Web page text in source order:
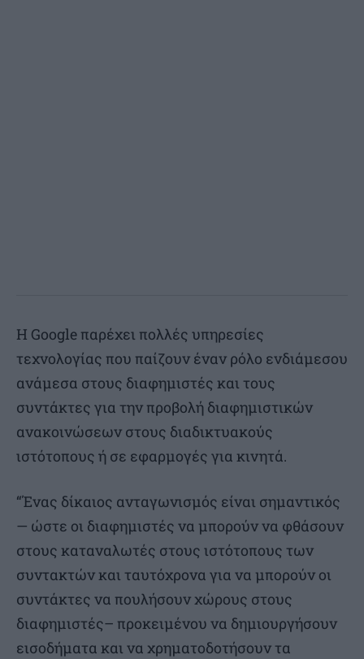
Η Google παρέχει πολλές υπηρεσίες
τεχνολογίας που παίζουν έναν ρόλο ενδιάμεσου
ανάμεσα στους διαφημιστές και τους
συντάκτες για την προβολή διαφημιστικών
ανακοινώσεων στους διαδικτυακούς
ιστότοπους ή σε εφαρμογές για κινητά.
“Ένας δίκαιος ανταγωνισμός είναι σημαντικός
— ώστε οι διαφημιστές να μπορούν να φθάσουν
στους καταναλωτές στους ιστότοπους των
συντακτών και ταυτόχρονα για να μπορούν οι
συντάκτες να πουλήσουν χώρους στους
διαφημιστές– προκειμένου να δημιουργήσουν
εισοδήματα και να χρηματοδοτήσουν τα